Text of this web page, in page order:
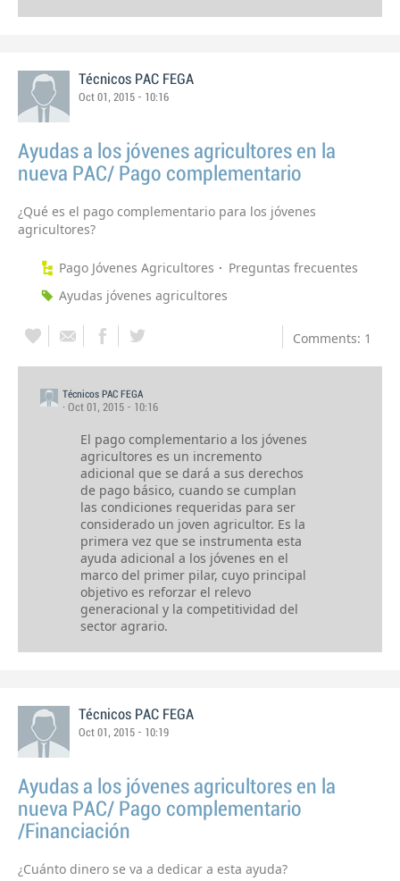
Técnicos PAC FEGA
Oct 01, 2015 - 10:16
Ayudas a los jóvenes agricultores en la
nueva PAC/ Pago complementario
¿Qué es el pago complementario para los jóvenes
agricultores?
Pago Jóvenes Agricultores
Preguntas frecuentes
Ayudas jóvenes agricultores
Comments: 1
Técnicos PAC FEGA
· Oct 01, 2015 - 10:16
El pago complementario a los jóvenes
agricultores es un incremento
adicional que se dará a sus derechos
de pago básico, cuando se cumplan
las condiciones requeridas para ser
considerado un joven agricultor. Es la
primera vez que se instrumenta esta
ayuda adicional a los jóvenes en el
marco del primer pilar, cuyo principal
objetivo es reforzar el relevo
generacional y la competitividad del
sector agrario.
Técnicos PAC FEGA
Oct 01, 2015 - 10:19
Ayudas a los jóvenes agricultores en la
nueva PAC/ Pago complementario
/Financiación
¿Cuánto dinero se va a dedicar a esta ayuda?